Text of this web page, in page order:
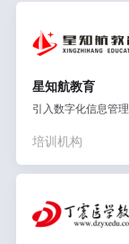
星知航教育
引入数字化信息管
培训机构